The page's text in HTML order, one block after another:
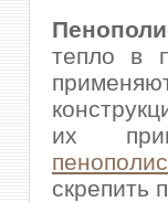
тепло в
их
скрепить